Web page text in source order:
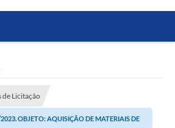
de Licitação
OBJETO: AQUISIÇÃO DE MATERIAIS DE